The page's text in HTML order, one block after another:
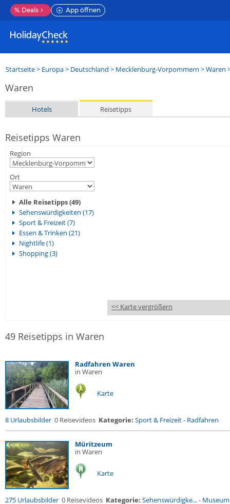
% Deals App öffnen
Startseite> Europa> Deutschland > Mecklenburg-Vorpommern >Waren
Waren
Hotels Reisetipps
Reisetipps Waren
Region
Ort
Alle Reisetipps (49)
Sehenswürdigkeiten (17)
Sport & Freizeit (7)
Essen & Trinken (21)
Nightlife (1)
Shopping (3)
<< Karte vergrößern
49 Reisetipps in Waren
Radfahren Waren
in Waren
Karte
8 Urlaubsbilder 0 Reisevideos Kategorie: Sport & Freizeit- Radfahren
Müritzeum
in Waren
Karte
275 Urlaubsbilder 0 Reisevideos Kategorie: Sehenswürdigke...- Museum